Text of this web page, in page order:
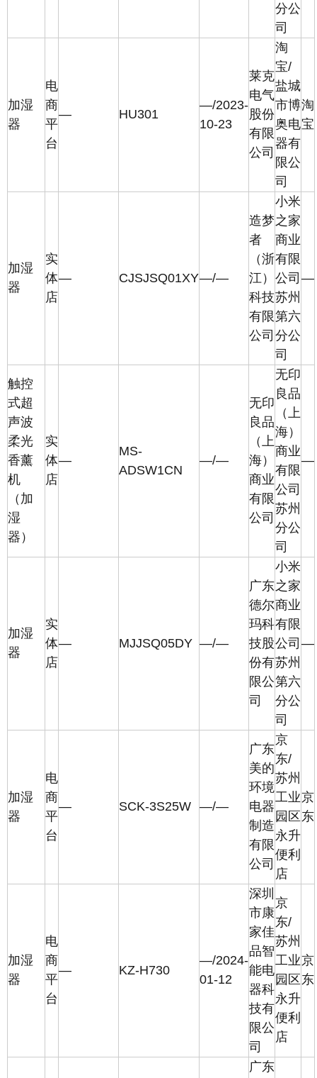
分公
司
加湿
器
电
商
平
台
— HU301
—/2023-
10-23
莱克
电气
股份
有限
公司
淘
宝/
盐城
市博
奥电
器有
限公
司
淘
宝
加湿
器
实
体
店
— CJSJSQ01XY—/—
造梦
者
（浙
江）
科技
有限
公司
小米
之家
商业
有限
公司
苏州
第六
分公
司
—
触控
式超
声波
柔光
香薰
机
（加
湿
器）
实
体
店
—
MS-
ADSW1CN
—/—
无印
良品
（上
海）
商业
有限
公司
无印
良品
（上
海）
商业
有限
公司
苏州
分公
司
—
加湿
器
实
体
店
— MJJSQ05DY —/—
广东
德尔
玛科
技股
份有
限公
司
小米
之家
商业
有限
公司
苏州
第六
分公
司
—
加湿
器
电
商
平
台
— SCK-3S25W —/—
广东
美的
环境
电器
制造
有限
公司
京
东/
苏州
工业
园区
永升
便利
店
京
东
加湿
器
电
商
平
台
— KZ-H730
—/2024-
01-12
深圳
市康
家佳
品智
能电
器科
技有
限公
司
京
东/
苏州
工业
园区
永升
便利
店
京
东
广东